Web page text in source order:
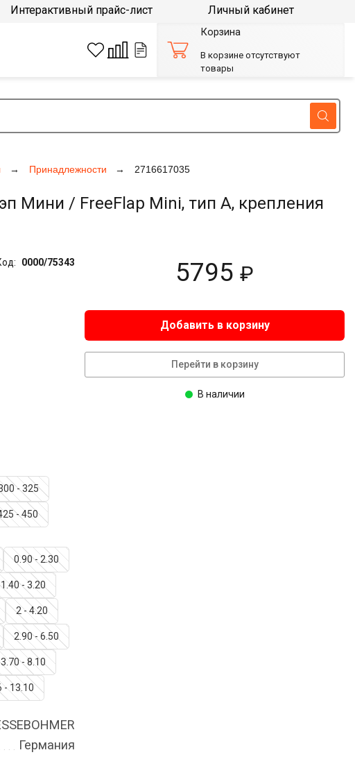
Принадлежности 2716617035
Мини / FreeFlap Mini, тип A, крепления
0000/75343 5795 ₽
- 325
- 450
0.90 - 2.30
1.40 - 3.20
2 - 4.20
2.90 - 6.50
3.70 - 8.10
- 13.10
Германия
Добавить в корзину
Перейти в корзину
В наличии
Интерактивный прайс-лист Личный кабинет
Корзина
В корзине отсутствуют
товары